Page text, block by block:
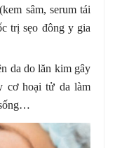
sâm, serum tái
trị sẹo đông y gia
da do lăn kim gây
cơ hoại tử da làm